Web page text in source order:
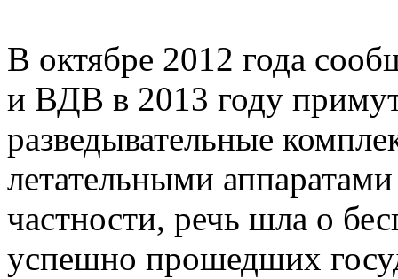
В октябре 2012 года
и ВДВ в 2013 году
разведывательные
летательными
частности, речь шла о
успешно прошедших